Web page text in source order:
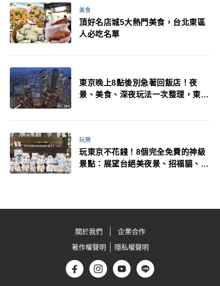
美食
頂好名店城5大熱門美食，台北東區
人必吃名單
東京晚上8點後別急著回飯店！夜
景、美食、深夜玩法一次整理，東京
玩樂
玩東京不花錢！8個完全免費的神級
景點：展望台絕美夜景、招福貓、皇
關於我們
企業合作
著作權聲明
隱私權聲明